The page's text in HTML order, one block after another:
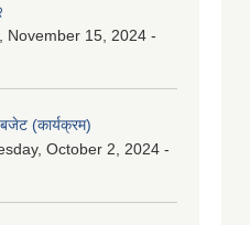
November 15, 2024 -
(कार्यक्रम)
October 2, 2024 -